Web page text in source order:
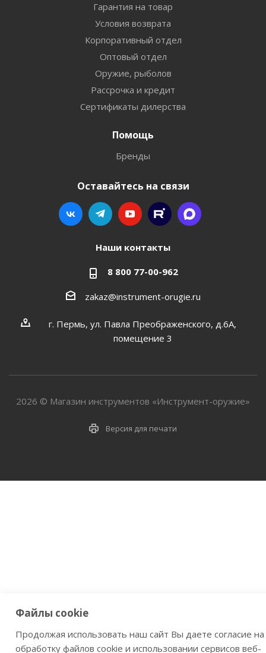
Гарантия на товар
Условия возврата
Корпоративный отдел
Оптовый отдел
Оружие, рыболов
Рассрочка и кредит
Сертификаты дилерства
Помощь
Бренды
Оставайтесь на связи
Наши контакты
8 800 77-00-962
zakaz@instrument-orugie.ru
г. Пермь, ул. Павла Преображенского, д.6А,
помещение 3
2026 © Магазин инструментов «Инструмент-оружие»
Версия для печати
Файлы cookie
Продолжая использовать наш сайт Вы даете согласие на
обработку файлов cookie и использовании сервисов веб-